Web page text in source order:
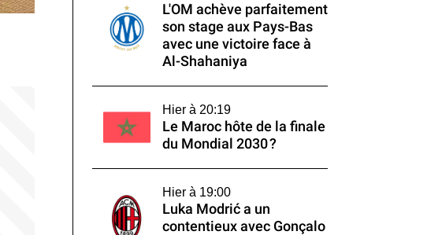
L'OM achève parfaitement
son stage aux Pays-Bas
avec une victoire face à
Al-Shahaniya
Hier à 20:19
Le Maroc hôte de la finale
du Mondial 2030 ?
Hier à 19:00
Luka Modrić a un
contentieux avec Gonçalo